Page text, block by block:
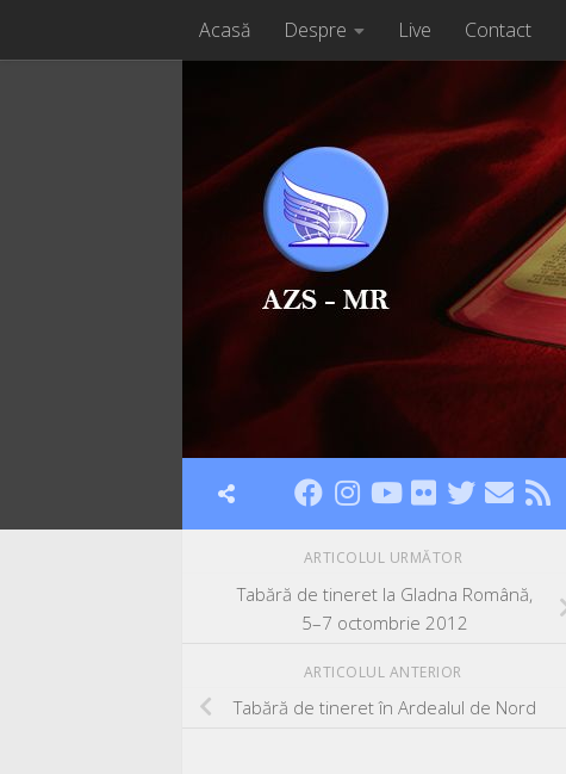
Acasă Despre Live Contact
ARTICOLUL URMĂTOR
Tabără de tineret la Gladna Română,
5–7 octombrie 2012
ARTICOLUL ANTERIOR
Tabără de tineret în Ardealul de Nord